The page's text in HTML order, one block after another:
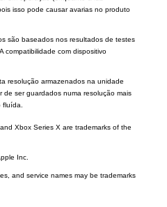
isso pode causar avarias no produto
são baseados nos resultados de testes
compatibilidade com dispositivo
resolução armazenados na unidade
de ser guardados numa resolução mais
Xbox Series X are trademarks of the
Inc.
and service names may be trademarks